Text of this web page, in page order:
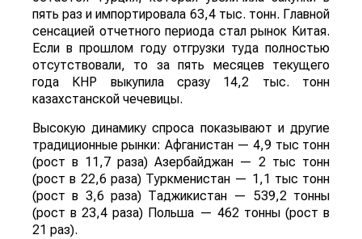
пять раз и импортировала 63,4 тыс. тонн. Главной
сенсацией отчетного периода стал рынок Китая.
Если в прошлом году отгрузки туда полностью
отсутствовали, то за пять месяцев текущего
года КНР выкупила сразу 14,2 тыс. тонн
казахстанской чечевицы.
Высокую динамику спроса показывают и другие
традиционные рынки: Афганистан — 4,9 тыс тонн
(рост в 11,7 раза) Азербайджан — 2 тыс тонн
(рост в 22,6 раза) Туркменистан — 1,1 тыс тонн
(рост в 3,6 раза) Таджикистан — 539,2 тонны
(рост в 23,4 раза) Польша — 462 тонны (рост в
21 раз).